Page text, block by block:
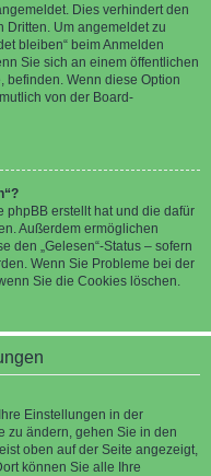
Dies verhindert den
Dritten. Um angemeldet zu
bleiben“ beim Anmelden
Sie sich an einem öffentlichen
befinden. Wenn diese Option
von der Board-
phpBB erstellt hat und die dafür
Außerdem ermöglichen
den „Gelesen“-Status – sofern
Wenn Sie Probleme bei der
Sie die Cookies löschen.
Einstellungen in der
zu ändern, gehen Sie in den
oben auf der Seite angezeigt,
können Sie alle Ihre